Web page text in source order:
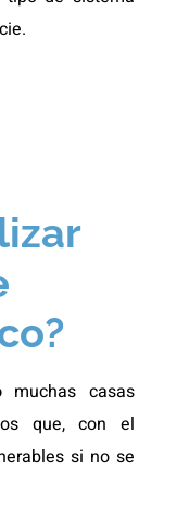
muchas casas
que, con el
si no se